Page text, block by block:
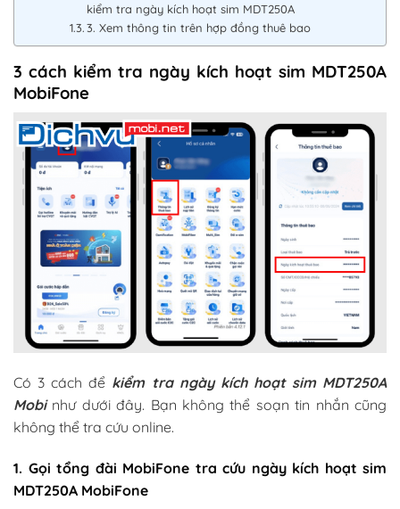
kiểm tra ngày kích hoạt sim MDT250A
3. Xem thông tin trên hợp đồng thuê bao
3 cách kiểm tra ngày kích hoạt sim MDT250A
MobiFone
Có 3 cách để kiểm tra ngày kích hoạt sim MDT250A
Mobi như dưới đây. Bạn không thể soạn tin nhắn cũng
không thể tra cứu online.
1. Gọi tổng đài MobiFone tra cứu ngày kích hoạt sim
MDT250A MobiFone